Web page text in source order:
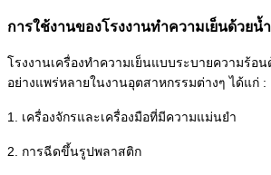
การใช้งานของโรงงานทำความเย็นด้วยน้
โรงงานเครื่องทำความเย็นแบบระบายความร้อ
อย่างแพร่หลายในงานอุตสาหกรรมต่างๆ ได้แก่ :
1. เครื่องจักรและเครื่องมือที่มีความแม่นยำ
2. การฉีดขึ้นรูปพลาสติก